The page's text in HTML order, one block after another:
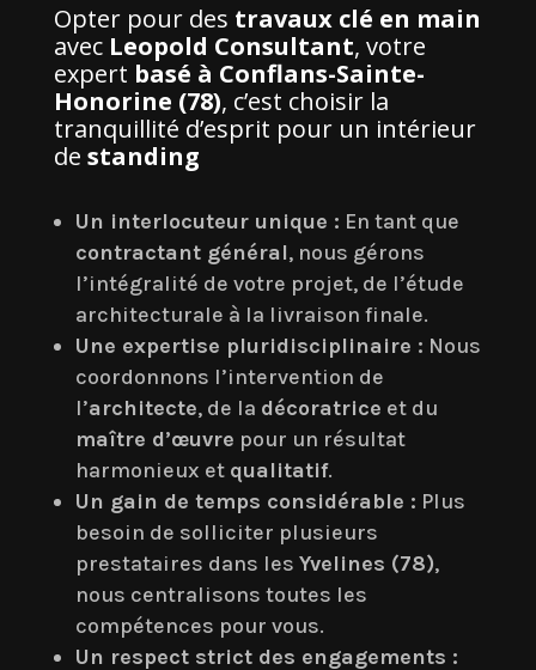
Opter pour des travaux clé en main
avec Leopold Consultant, votre
expert basé à Conflans-Sainte-
Honorine (78), c’est choisir la
tranquillité d’esprit pour un intérieur
de standing
Un interlocuteur unique : En tant que
contractant général, nous gérons
l’intégralité de votre projet, de l’étude
architecturale à la livraison finale.
Une expertise pluridisciplinaire : Nous
coordonnons l’intervention de
l’architecte, de la décoratrice et du
maître d’œuvre pour un résultat
harmonieux et qualitatif.
Un gain de temps considérable : Plus
besoin de solliciter plusieurs
prestataires dans les Yvelines (78),
nous centralisons toutes les
compétences pour vous.
Un respect strict des engagements :